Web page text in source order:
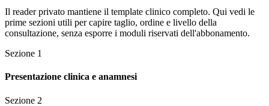
Il reader privato mantiene il template clinico completo. Qui vedi le
prime sezioni utili per capire taglio, ordine e livello della
consultazione, senza esporre i moduli riservati dell'abbonamento.
Sezione 1
Presentazione clinica e anamnesi
Sezione 2